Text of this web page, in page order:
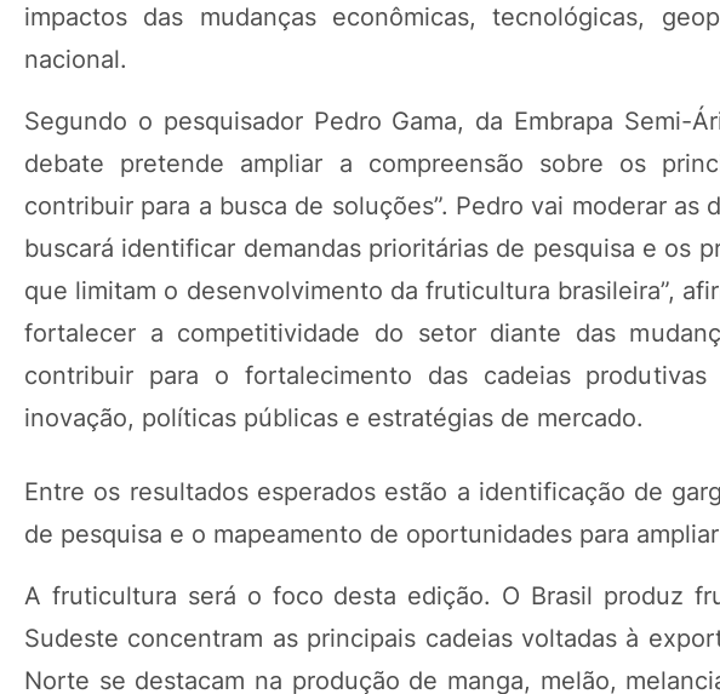
impactos das mudanças econômicas, tecnológicas,
nacional.
Segundo o pesquisador Pedro Gama, da Embrapa Semi-
debate pretende ampliar a compreensão sobre os
contribuir para a busca de soluções”. Pedro vai moderar
buscará identificar demandas prioritárias de pesquisa e os
que limitam o desenvolvimento da fruticultura brasileira”,
fortalecer a competitividade do setor diante das
contribuir para o fortalecimento das cadeias
inovação, políticas públicas e estratégias de mercado.
Entre os resultados esperados estão a identificação de
de pesquisa e o mapeamento de oportunidades para
A fruticultura será o foco desta edição. O Brasil produz
Sudeste concentram as principais cadeias voltadas à
Norte se destacam na produção de manga, melão,